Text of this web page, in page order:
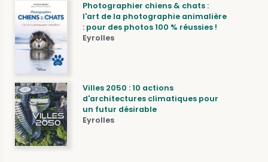
Photographier chiens & chats :
l'art de la photographie animalière
: pour des photos 100 % réussies !
Eyrolles
Villes 2050 : 10 actions
d'architectures climatiques pour
un futur désirable
Eyrolles